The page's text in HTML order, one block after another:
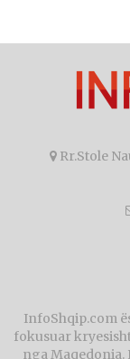
Rr.Stole
InfoShqip.com
fokusuar
nga Maqedonia.